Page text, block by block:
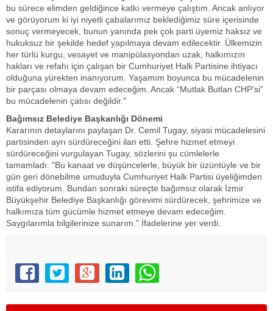
bu sürece elimden geldiğince katkı vermeye çalıştım. Ancak anlıyor
ve görüyorum ki iyi niyetli çabalarımız beklediğimiz süre içerisinde
sonuç vermeyecek, bunun yanında pek çok parti üyemiz haksız ve
hukuksuz bir şekilde hedef yapılmaya devam edilecektir. Ülkemizin
her türlü kurgu, vesayet ve manipülasyondan uzak, halkımızın
hakları ve refahı için çalışan bir Cumhuriyet Halk Partisine ihtiyacı
olduğuna yürekten inanıyorum. Yaşamım boyunca bu mücadelenin
bir parçası olmaya devam edeceğim. Ancak “Mutlak Butlan CHP’si”
bu mücadelenin çatısı değildir."
Bağımsız Belediye Başkanlığı Dönemi
Kararının detaylarını paylaşan Dr. Cemil Tugay, siyasi mücadelesini
partisinden ayrı sürdüreceğini ilan etti. Şehre hizmet etmeyi
sürdüreceğini vurgulayan Tugay, sözlerini şu cümlelerle
tamamladı: "Bu kanaat ve düşüncelerle, büyük bir üzüntüyle ve bir
gün geri dönebilme umuduyla Cumhuriyet Halk Partisi üyeliğimden
istifa ediyorum. Bundan sonraki süreçte bağımsız olarak İzmir
Büyükşehir Belediye Başkanlığı görevimi sürdürecek, şehrimize ve
halkımıza tüm gücümle hizmet etmeye devam edeceğim.
Saygılarımla bilgilerinize sunarım." İfadelerine yer verdi.